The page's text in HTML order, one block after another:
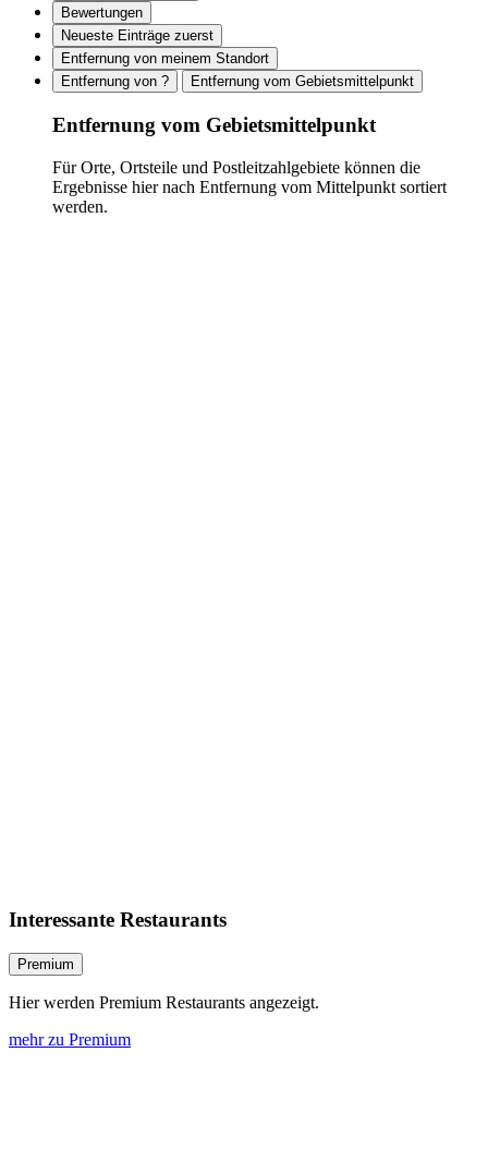
Bewertungen
Neueste Einträge zuerst
Entfernung von meinem Standort
Entfernung von ?
Entfernung vom Gebietsmittelpunkt
Entfernung vom Gebietsmittelpunkt
Für Orte, Ortsteile und Postleitzahlgebiete können die
Ergebnisse hier nach Entfernung vom Mittelpunkt sortiert
werden.
Interessante Restaurants
Premium
Hier werden Premium Restaurants angezeigt.
mehr zu Premium